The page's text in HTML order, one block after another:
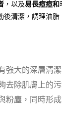
，以及易長痘痘和
後清潔，調理油脂
強大的深層清
去除肌膚上的
粉塵，同時形